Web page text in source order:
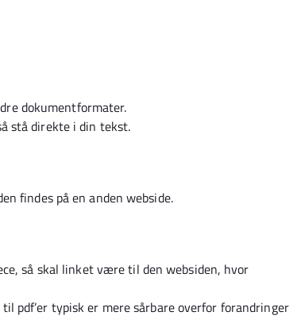
dokumentformater.
stå direkte i din tekst.
findes på en anden webside.
så skal linket være til den websiden, hvor
pdf’er typisk er mere sårbare overfor forandringer